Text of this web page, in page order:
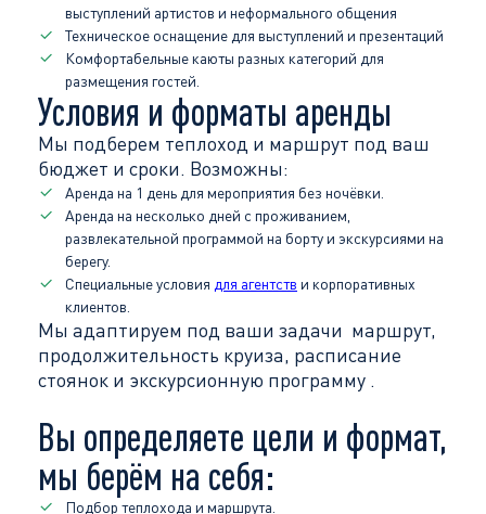
выступлений артистов и неформального общения
Техническое оснащение для выступлений и презентаций
Комфортабельные каюты разных категорий для
размещения гостей.
Условия и форматы аренды
Мы подберем теплоход и маршрут под ваш
бюджет и сроки. Возможны:
Аренда на 1 день для мероприятия без ночёвки.
Аренда на несколько дней с проживанием,
развлекательной программой на борту и экскурсиями на
берегу.
Cпециальные условия для агентств и корпоративных
клиентов.
Мы адаптируем под ваши задачи маршрут,
продолжительность круиза, расписание
стоянок и экскурсионную программу .
Вы определяете цели и формат,
мы берём на себя:
Подбор теплохода и маршрута.